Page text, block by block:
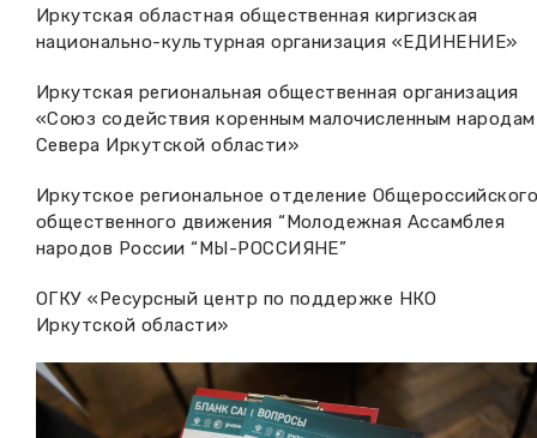
Иркутская областная общественная киргизская
национально-культурная организация «ЕДИНЕНИЕ»
Иркутская региональная общественная организация
«Союз содействия коренным малочисленным народам
Севера Иркутской области»
Иркутское региональное отделение
общественного движения “Молодежная Ассамблея
народов России “МЫ-РОССИЯНЕ”
ОГКУ «Ресурсный центр по поддержке НКО
Иркутской области»